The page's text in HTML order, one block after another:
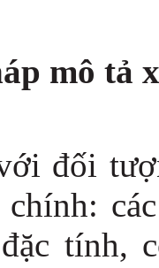
mô tả
đối
tính,